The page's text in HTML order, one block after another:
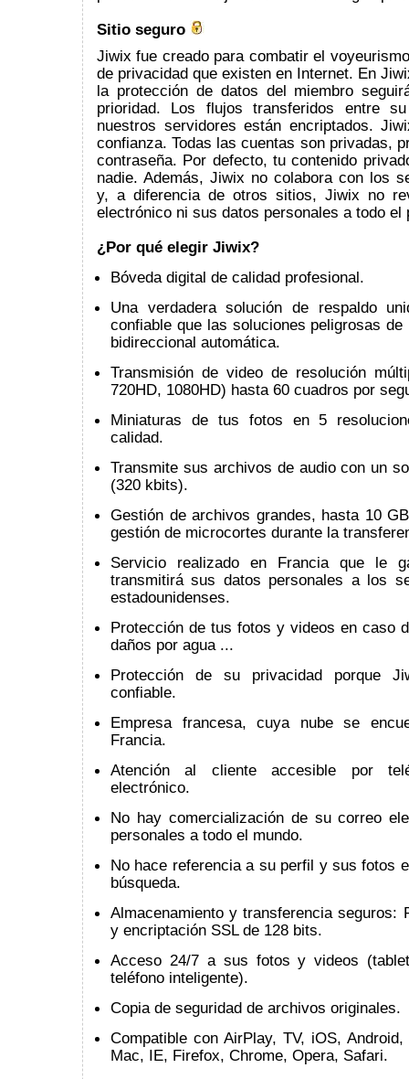
Sitio seguro
Jiwix fue creado para combatir el
de privacidad que existen en Internet. En
la protección de datos del miembro
prioridad. Los flujos transferidos entre
nuestros servidores están encriptados.
confianza. Todas las cuentas son privadas,
contraseña. Por defecto, tu contenido
nadie. Además, Jiwix no colabora con los
y, a diferencia de otros sitios, Jiwix no
electrónico ni sus datos personales a todo el
¿Por qué elegir Jiwix?
Bóveda digital de calidad profesional.
Una verdadera solución de respaldo
confiable que las soluciones peligrosas
bidireccional automática.
Transmisión de video de resolución
720HD, 1080HD) hasta 60 cuadros por
Miniaturas de tus fotos en 5
calidad.
Transmite sus archivos de audio con un
(320 kbits).
Gestión de archivos grandes, hasta 10
gestión de microcortes durante la
Servicio realizado en Francia que le
transmitirá sus datos personales a los
estadounidenses.
Protección de tus fotos y videos en caso
daños por agua ...
Protección de su privacidad porque
confiable.
Empresa francesa, cuya nube se
Francia.
Atención al cliente accesible por
electrónico.
No hay comercialización de su correo
personales a todo el mundo.
No hace referencia a su perfil y sus fotos
búsqueda.
Almacenamiento y transferencia seguros:
y encriptación SSL de 128 bits.
Acceso 24/7 a sus fotos y videos
teléfono inteligente).
Copia de seguridad de archivos originales.
Compatible con AirPlay, TV, iOS,
Mac, IE, Firefox, Chrome, Opera, Safari.